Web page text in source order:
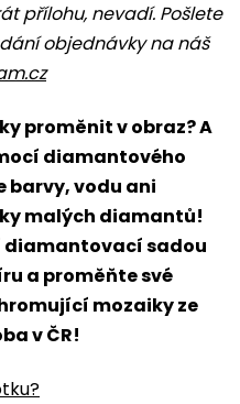
přílohu, nevadí. Pošlete
objednávky na náš
proměnit v obraz? A
diamantového
barvy, vodu ani
malých diamantů!
diamantovací sadou
a proměňte své
mozaiky ze
v ČR!